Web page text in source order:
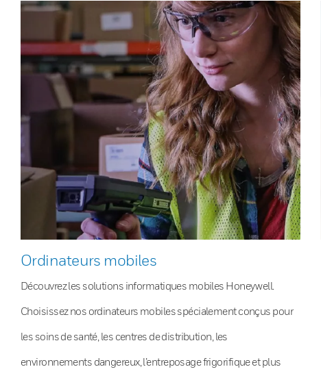
Ordinateurs mobiles
Découvrez les solutions informatiques mobiles Honeywell.
Choisissez nos ordinateurs mobiles spécialement conçus pour
les soins de santé, les centres de distribution, les
environnements dangereux, l’entreposage frigorifique et plus